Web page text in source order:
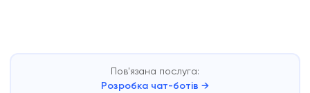
Пов'язана послуга:
Розробка чат-ботів →